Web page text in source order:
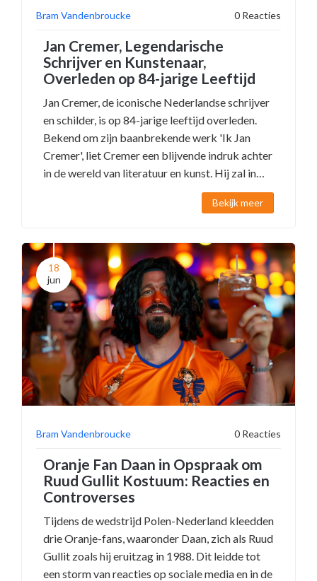
Bram Vandenbroucke 0 Reacties
Jan Cremer, Legendarische
Schrijver en Kunstenaar,
Overleden op 84-jarige Leeftijd
Jan Cremer, de iconische Nederlandse schrijver
en schilder, is op 84-jarige leeftijd overleden.
Bekend om zijn baanbrekende werk 'Ik Jan
Cremer', liet Cremer een blijvende indruk achter
in de wereld van literatuur en kunst. Hij zal in
besloten kring worden begraven. In 2022
verscheen er een boek over zijn leven en een
uitgebracht.
Bekijk meer
18
jun
Bram Vandenbroucke 0 Reacties
Oranje Fan Daan in Opspraak om
Ruud Gullit Kostuum: Reacties en
Controverses
Tijdens de wedstrijd Polen-Nederland kleedden
drie Oranje-fans, waaronder Daan, zich als Ruud
Gullit zoals hij eruitzag in 1988. Dit leidde tot
een storm van reacties op sociale media en in de